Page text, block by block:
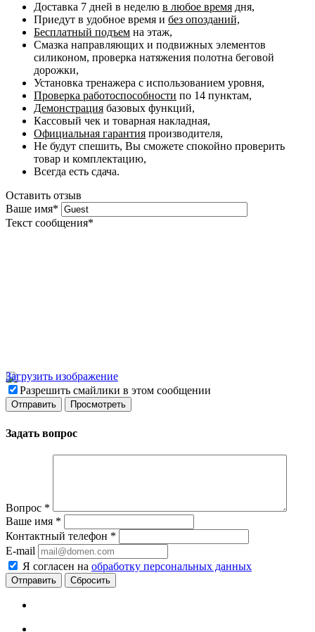
Доставка 7 дней в неделю в любое время дня,
Приедут в удобное время и без опозданий,
Бесплатный подъем на этаж,
Смазка направляющих и подвижных элементов
силиконом, проверка натяжения полотна беговой
дорожки,
Установка тренажера с использованием уровня,
Проверка работоспособности по 14 пунктам,
Демонстрация базовых функций,
Кассовый чек и товарная накладная,
Официальная гарантия производителя,
Не будут спешить, Вы сможете спокойно проверить
товар и комплектацию,
Всегда есть сдача.
Оставить отзыв
Ваше имя*
Текст сообщения*
Загрузить изображение
Разрешить смайлики в этом сообщении
Задать вопрос
Вопрос *
Ваше имя *
Контактный телефон *
E-mail
Я согласен на обработку персональных данных
Сбросить